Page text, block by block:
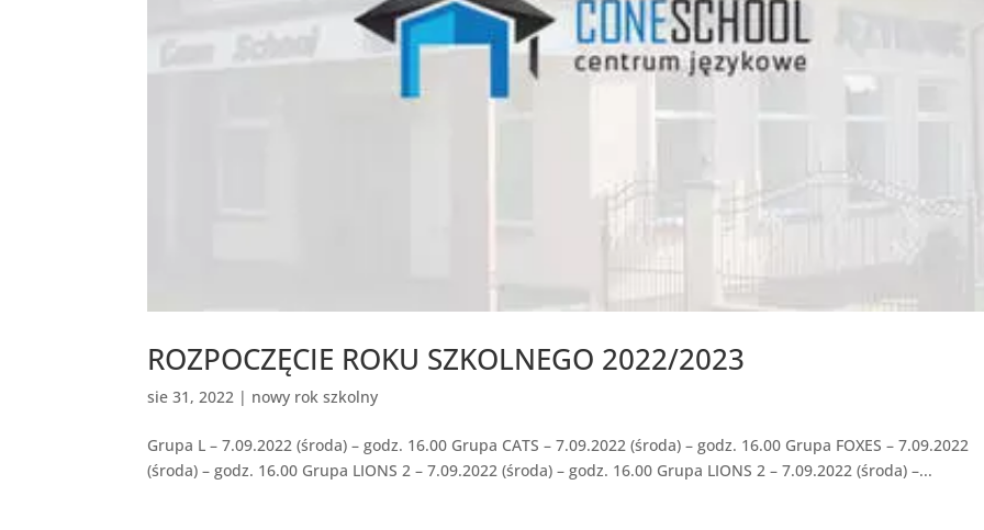
ROZPOCZĘCIE ROKU SZKOLNEGO 2022/2023
sie 31, 2022 | nowy rok szkolny
Grupa L – 7.09.2022 (środa) – godz. 16.00 Grupa CATS – 7.09.2022 (środa) – godz. 16.00 Grupa FOXES – 7.09.2022
(środa) – godz. 16.00 Grupa LIONS 2 – 7.09.2022 (środa) – godz. 16.00 Grupa LIONS 2 – 7.09.2022 (środa) –...